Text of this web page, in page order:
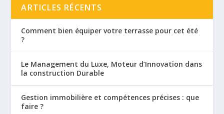
ARTICLES RÉCENTS
Comment bien équiper votre terrasse pour cet été
?
Le Management du Luxe, Moteur d’Innovation dans
la construction Durable
Gestion immobilière et compétences précises : que
faire ?